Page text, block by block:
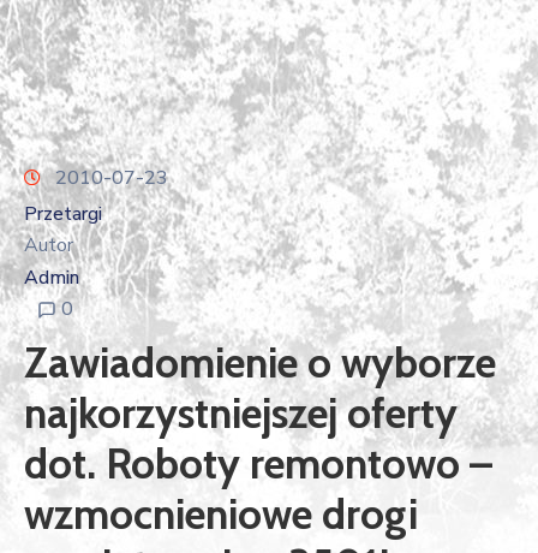
2010-07-23
Przetargi
Autor
Admin
0
Zawiadomienie o wyborze
najkorzystniejszej oferty
dot. Roboty remontowo –
wzmocnieniowe drogi